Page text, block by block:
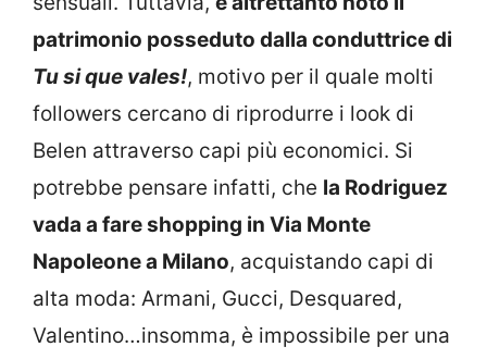
patrimonio posseduto dalla conduttrice di
Tu si que vales!, motivo per il quale molti
followers cercano di riprodurre i look di
Belen attraverso capi più economici. Si
potrebbe pensare infatti, che la Rodriguez
vada a fare shopping in Via Monte
Napoleone a Milano, acquistando capi di
alta moda: Armani, Gucci, Desquared,
Valentino…insomma, è impossibile per una